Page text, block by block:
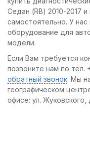
Седан (RB) 2010-2017
самостоятельно. У
оборудование для
модели.
Если Вам требуется
позвоните нам по тел.
обратный звонок. Мы
географическом
офисе: ул. Жуковского,